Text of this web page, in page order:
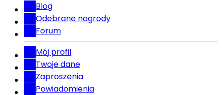
Blog
Odebrane nagrody
Forum
Mój profil
Twoje dane
Zaproszenia
Powiadomienia